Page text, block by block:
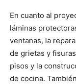
En cuanto al
láminas
ventanas, la
de grietas y
pisos y la
de cocina.